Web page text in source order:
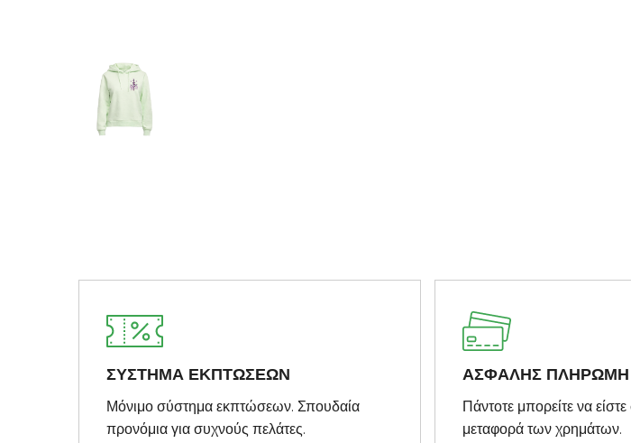
ΣΥΣΤΗΜΑ ΕΚΠΤΩΣΕΩΝ
Μόνιμο σύστημα εκπτώσεων. Σπουδαία
προνόμια για συχνούς πελάτες.
ΑΣΦΑΛΗΣ ΠΛΗΡΩΜΗ
Πάντοτε μπορείτε να είστε
μεταφορά των χρημάτων.